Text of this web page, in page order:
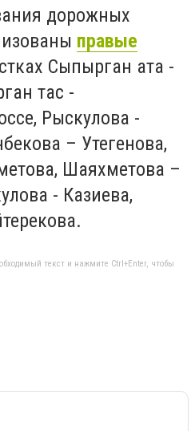
дорожных
правые
Сыпырган ата -
тас -
Рыскулова -
– Утегенова,
Шаяхметова –
- Казиева,
текст и нажмите Ctrl+Enter, чтобы